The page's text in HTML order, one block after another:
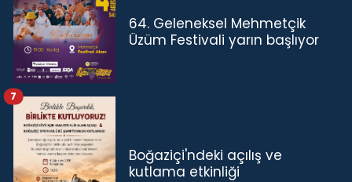
64. Geleneksel Mehmetçik
Üzüm Festivali yarın başlıyor
Boğaziçi'ndeki açılış ve
kutlama etkinliği
7